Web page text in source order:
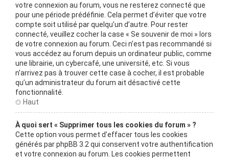
votre connexion au forum, vous ne resterez connecté que
pour une période prédéfinie. Cela permet d’éviter que votre
compte soit utilisé par quelqu’un d’autre. Pour rester
connecté, veuillez cocher la case « Se souvenir de moi » lors
de votre connexion au forum. Ceci n’est pas recommandé si
vous accédez au forum depuis un ordinateur public, comme
une librairie, un cybercafé, une université, etc. Si vous
n’arrivez pas à trouver cette case à cocher, il est probable
qu’un administrateur du forum ait désactivé cette
fonctionnalité.
Haut
À quoi sert « Supprimer tous les cookies du forum » ?
Cette option vous permet d’effacer tous les cookies
générés par phpBB 3.2 qui conservent votre authentification
et votre connexion au forum. Les cookies permettent